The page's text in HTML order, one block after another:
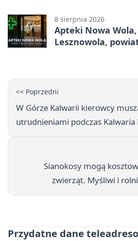
8 sierpnia 2026
Apteki Nowa
Lesznowola,
<< Poprzedni
W Górze Kalwarii kierowcy
utrudnieniami podczas Kalwaria
Sianokosy mogą
zwierząt. Myśliwi i
Przydatne dane